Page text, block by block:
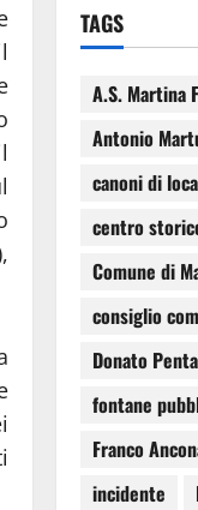
TAGS
A.S. Martina
Antonio
canoni di
centro
Comune di
consiglio
Donato
fontane
Franco
incidente